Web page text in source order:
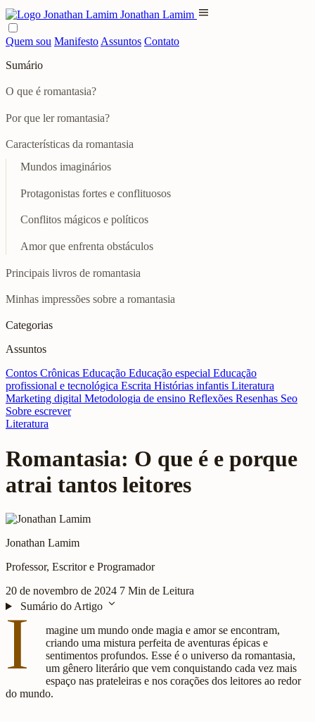
Jonathan Lamim menu
Quem sou Manifesto Assuntos Contato
Sumário
O que é romantasia?
Por que ler romantasia?
Características da romantasia
Mundos imaginários
Protagonistas fortes e conflituosos
Conflitos mágicos e políticos
Amor que enfrenta obstáculos
Principais livros de romantasia
Minhas impressões sobre a romantasia
Categorias
Assuntos
Contos Crônicas Educação Educação especial Educação
profissional e tecnológica Escrita Histórias infantis Literatura
Marketing digital Metodologia de ensino Reflexões Resenhas Seo
Sobre escrever
Literatura
Romantasia: O que é e porque
atrai tantos leitores
Jonathan Lamim
Professor, Escritor e Programador
20 de novembro de 2024 7 Min de Leitura
Sumário do Artigo expand_more
I
magine um mundo onde magia e amor se encontram,
criando uma mistura perfeita de aventuras épicas e
sentimentos profundos. Esse é o universo da romantasia,
um gênero literário que vem conquistando cada vez mais
espaço nas prateleiras e nos corações dos leitores ao redor
do mundo.